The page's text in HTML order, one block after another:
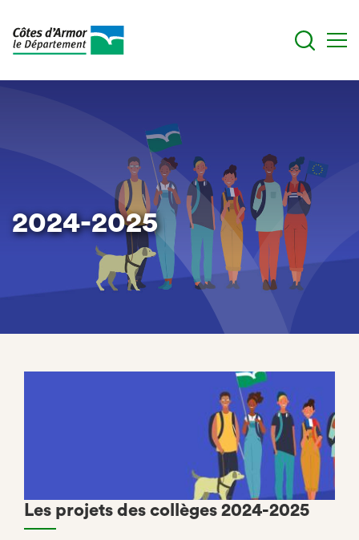
2024-2025
Les projets des collèges 2024-2025